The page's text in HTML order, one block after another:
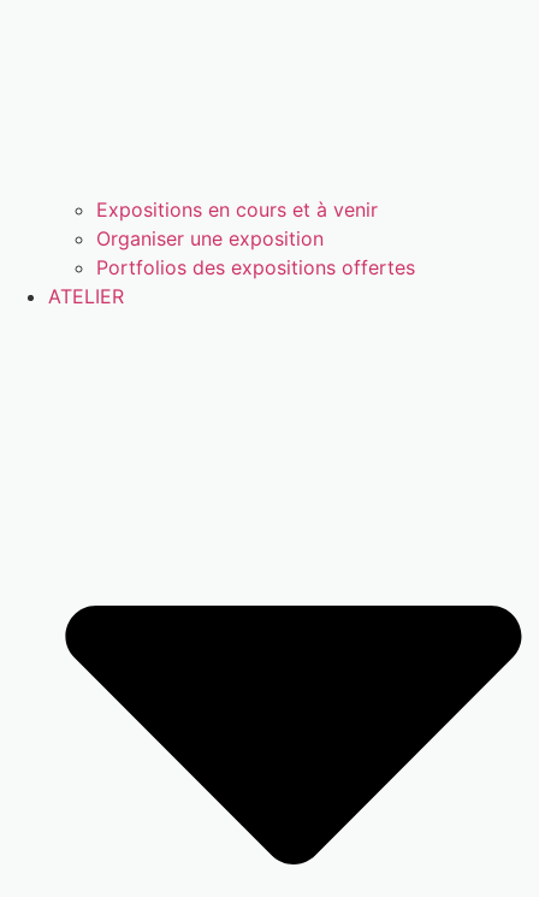
Expositions en cours et à venir
Organiser une exposition
Portfolios des expositions offertes
ATELIER